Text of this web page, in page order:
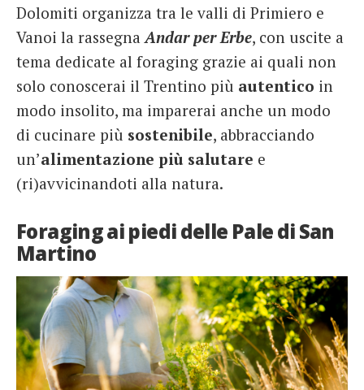
Dolomiti organizza tra le valli di Primiero e
Vanoi la rassegnaAndar per Erbe, con uscite a
tema dedicate al foraging grazie ai quali non
solo conoscerai il Trentino più autentico in
modo insolito, ma imparerai anche un modo
di cucinare più sostenibile, abbracciando
un’alimentazione più salutare e
(ri)avvicinandoti alla natura.
Foraging ai piedi delle Pale di San
Martino